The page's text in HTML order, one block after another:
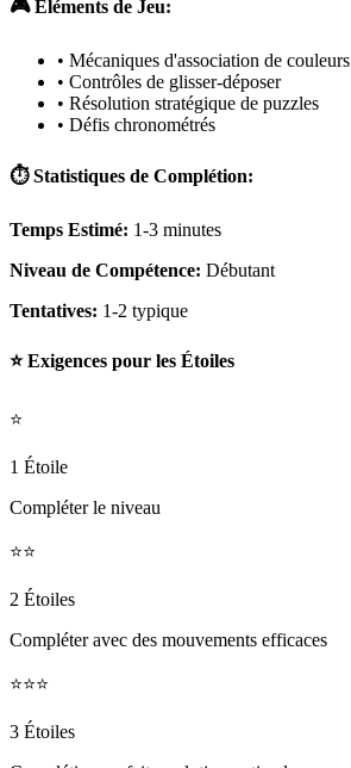
🎮 Éléments de Jeu:
• Mécaniques d'association de couleurs
• Contrôles de glisser-déposer
• Résolution stratégique de puzzles
• Défis chronométrés
⏱️ Statistiques de Complétion:
Temps Estimé: 1-3 minutes
Niveau de Compétence: Débutant
Tentatives: 1-2 typique
⭐ Exigences pour les Étoiles
⭐
1 Étoile
Compléter le niveau
⭐⭐
2 Étoiles
Compléter avec des mouvements efficaces
⭐⭐⭐
3 Étoiles